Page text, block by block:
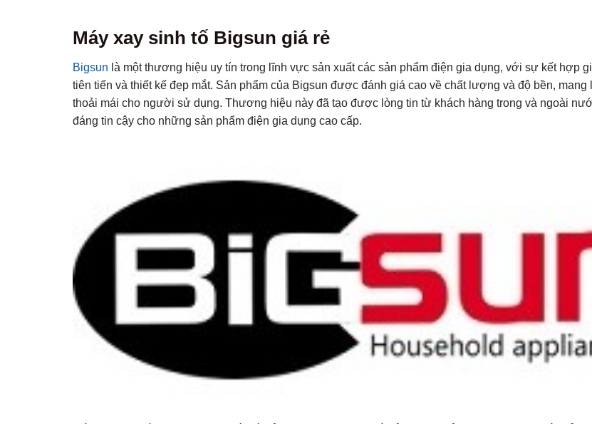
Máy xay sinh tố Bigsun giá rẻ
Bigsun là một thương hiệu uy tín trong lĩnh vực sản xuất các sản phẩm điện gia dụng, với sự kết hợp
tiên tiến và thiết kế đẹp mắt. Sản phẩm của Bigsun được đánh giá cao về chất lượng và độ bền,
thoải mái cho người sử dụng. Thương hiệu này đã tạo được lòng tin từ khách hàng trong và ngoài
đáng tin cậy cho những sản phẩm điện gia dụng cao cấp.